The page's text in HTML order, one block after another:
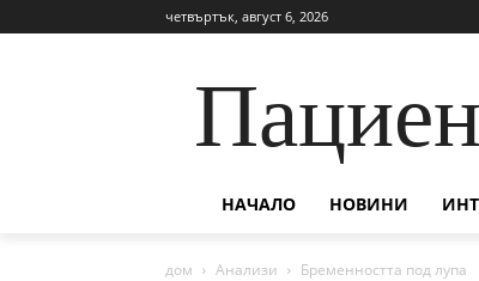
четвъртък, август 6, 2026
НАЧАЛО НОВИНИ
дом Анализи Бременността под лупа